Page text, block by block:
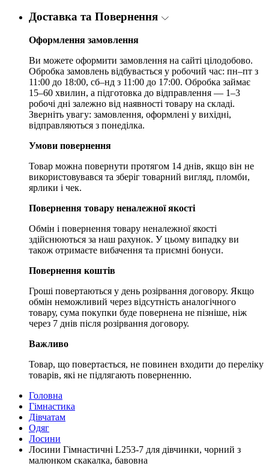
Доставка та Повернення
Оформлення замовлення
Ви можете оформити замовлення на сайті цілодобово.
Обробка замовлень відбувається у робочий час: пн–пт з
11:00 до 18:00, сб–нд з 11:00 до 17:00. Обробка займає
15–60 хвилин, а підготовка до відправлення — 1–3
робочі дні залежно від наявності товару на складі.
Зверніть увагу: замовлення, оформлені у вихідні,
відправляються з понеділка.
Умови повернення
Товар можна повернути протягом 14 днів, якщо він не
використовувався та зберіг товарний вигляд, пломби,
ярлики і чек.
Повернення товару неналежної якості
Обмін і повернення товару неналежної якості
здійснюються за наш рахунок. У цьому випадку ви
також отримаєте вибачення та приємні бонуси.
Повернення коштів
Гроші повертаються у день розірвання договору. Якщо
обмін неможливий через відсутність аналогічного
товару, сума покупки буде повернена не пізніше, ніж
через 7 днів після розірвання договору.
Важливо
Товар, що повертається, не повинен входити до переліку
товарів, які не підлягають поверненню.
Головна
Гімнастика
Дівчатам
Одяг
Лосини
Лосини Гімнастичні L253-7 для дівчинки, чорний з
малюнком скакалка, бавовна